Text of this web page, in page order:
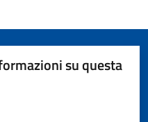
su questa